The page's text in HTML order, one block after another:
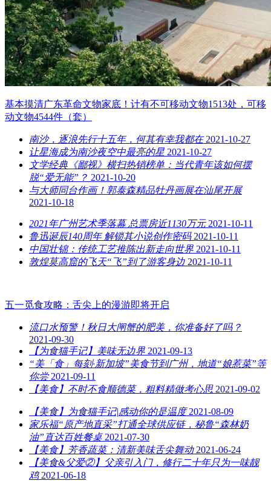
基本摸清广东革命文物家底！计有不可移动文物1513处，可移
动文物4544件（套）
南沙，逐浪先行十五年，何其有幸我都在 2021-10-27
让星海成为南沙夜空中最亮的星 2021-10-27
文学经典《鄙视》横扫热销榜单：当代青年该如何摆
脱“爱无能”？ 2021-10-20
与大师同台作画！郭泰森精品牡丹画展在汕尾开展
2021-10-18
2021年广州艺术季落幕 总票房近1130万元 2021-10-11
鲁迅诞辰140周年 解锁其小说创作密码 2021-10-11
中国壮锦：传统工艺推陈出新走向世界 2021-10-11
敦煌莫高窟的飞天“飞”到了游客身边 2021-10-11
五一觅食攻略：舌尖上的漫游即将开启
流口水预警！秋日大闸蟹的肥美，你准备好了吗？
2021-09-30
【为食猫手记】美味无边界 2021-09-13
“美「食」每刻·新加坡”美食节到广州，地道“娘惹菜”等
你尝 2021-09-11
【美食】不时不食顺德菜，粗料精做考心思 2021-09-02
【美食】为食猫手记|感动你的是温度 2021-08-09
家乐福“原产地直采”打通全球供应链，秘鲁“森林奶
油”直达百姓餐桌 2021-07-30
【美食】芳香蔬菜：清新美味舌尖舞动 2021-06-24
【美食&父爱②】父亲引入门，修行二十年只为一味靓
鸡 2021-06-18